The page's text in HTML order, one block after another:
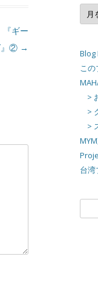
『ギー
』② →
ア
ー
カ
Blog
こ
>
>
>
台湾
索: